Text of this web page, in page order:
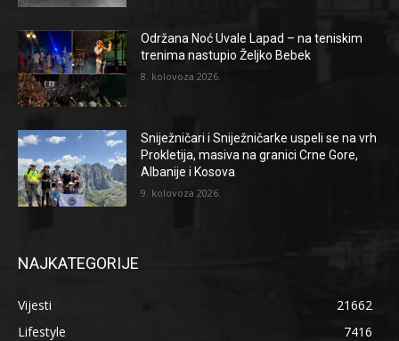
Održana Noć Uvale Lapad – na teniskim
trenima nastupio Željko Bebek
8. kolovoza 2026.
Sniježničari i Sniježničarke uspeli se na vrh
Prokletija, masiva na granici Crne Gore,
Albanije i Kosova
9. kolovoza 2026.
NAJKATEGORIJE
Vijesti
21662
Lifestyle
7416